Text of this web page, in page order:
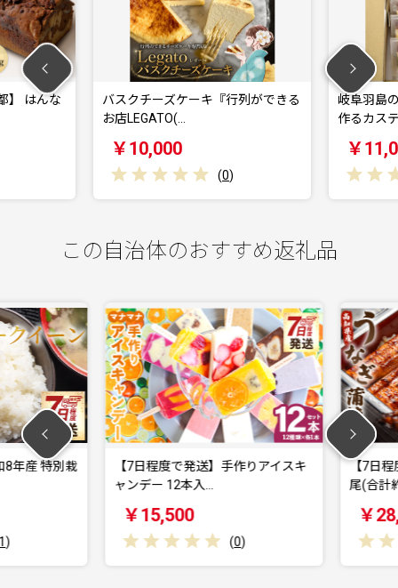
】 はんな
バスクチーズケーキ『行列ができる
お店LEGATO(…
￥10,000
(0)
岐阜羽島
作るカス
￥
この自治体のおすすめ返礼品
産 特別栽
【7日程度で発送】手作りアイスキ
ャンデー 12本入…
￥15,500
(0 )
【7日程
尾(合計約
￥